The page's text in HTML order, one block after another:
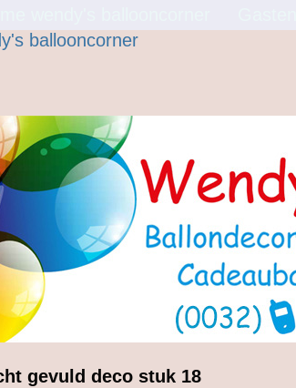
gevuld deco stuk 18